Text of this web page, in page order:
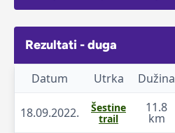
Rezultati - duga
Datum Utrka Dužina
18.09.2022.
Šestine
trail
11.8
km